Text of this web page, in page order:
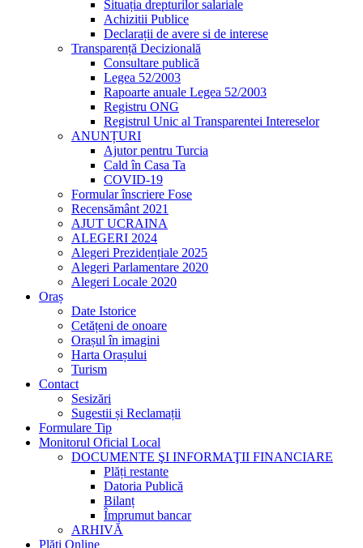
Situația drepturilor salariale
Achizitii Publice
Declarații de avere si de interese
Transparență Decizională
Consultare publică
Legea 52/2003
Rapoarte anuale Legea 52/2003
Registru ONG
Registrul Unic al Transparentei Intereselor
ANUNȚURI
Ajutor pentru Turcia
Cald în Casa Ta
COVID-19
Formular înscriere Fose
Recensământ 2021
AJUT UCRAINA
ALEGERI 2024
Alegeri Prezidențiale 2025
Alegeri Parlamentare 2020
Alegeri Locale 2020
Oraș
Date Istorice
Cetățeni de onoare
Orașul în imagini
Harta Orașului
Turism
Contact
Sesizări
Sugestii și Reclamații
Formulare Tip
Monitorul Oficial Local
DOCUMENTE ŞI INFORMAŢII FINANCIARE
Plăți restante
Datoria Publică
Bilanț
Împrumut bancar
ARHIVĂ
Plăți Online